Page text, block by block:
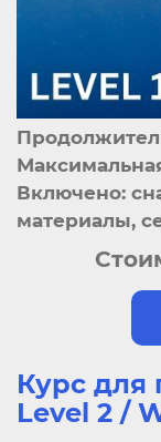
Включено:
материалы,
Курс
Level 2 /